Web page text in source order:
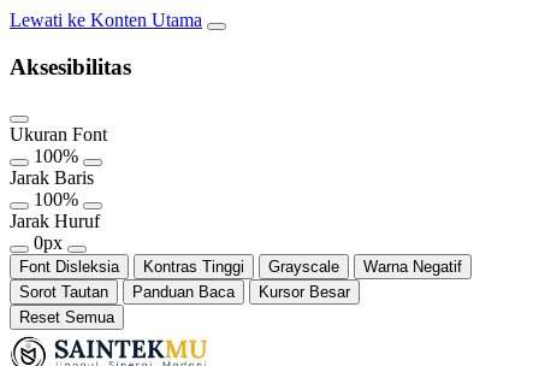
Lewati ke Konten Utama
Aksesibilitas
Ukuran Font
100%
Jarak Baris
100%
Jarak Huruf
0px
Font Disleksia Kontras Tinggi Grayscale
Warna Negatif
Sorot Tautan
Panduan Baca
Kursor Besar
Reset Semua